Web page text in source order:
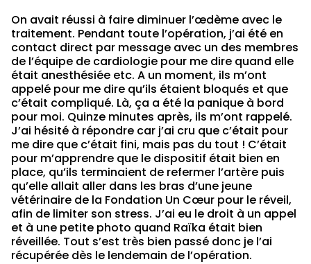
On avait réussi à faire diminuer l’œdème avec le
traitement. Pendant toute l’opération, j’ai été en
contact direct par message avec un des membres
de l’équipe de cardiologie pour me dire quand elle
était anesthésiée etc. A un moment, ils m’ont
appelé pour me dire qu’ils étaient bloqués et que
c’était compliqué. Là, ça a été la panique à bord
pour moi. Quinze minutes après, ils m’ont rappelé.
J’ai hésité à répondre car j’ai cru que c’était pour
me dire que c’était fini, mais pas du tout ! C’était
pour m’apprendre que le dispositif était bien en
place, qu’ils terminaient de refermer l’artère puis
qu’elle allait aller dans les bras d’une jeune
vétérinaire de la Fondation Un Cœur pour le réveil,
afin de limiter son stress. J’ai eu le droit à un appel
et à une petite photo quand Raïka était bien
réveillée. Tout s’est très bien passé donc je l’ai
récupérée dès le lendemain de l’opération.